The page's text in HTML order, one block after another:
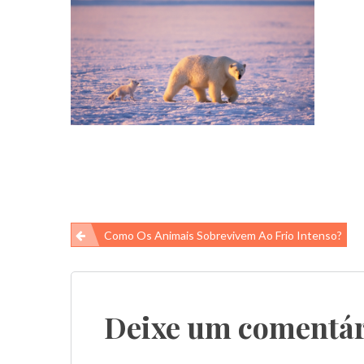
Navegação
de
Como Os Animais Sobrevivem Ao Frio Intenso?
Deixe um